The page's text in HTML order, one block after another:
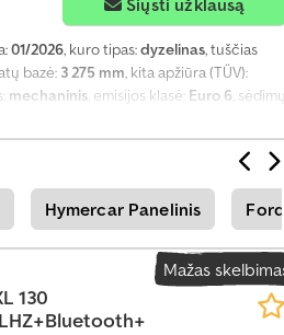
Siųsti užklausą
01/2026, kuro tipas:dyzelinas, tuščias
bazė: 3 275 mm, kita apžiūra (TÜV):
mechaninis, emisijos klasė: Euro 6, sėdimų
ABS, borto kompiuteris, centrinis
kontrolė, naudoto automobilio
žibintai, statymo jutikliai,
Hymercar Panelinis
Mažas
130